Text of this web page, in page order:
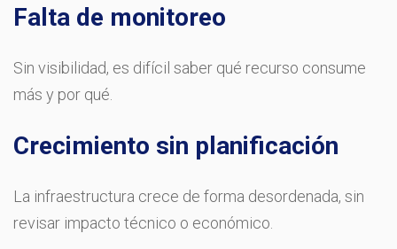
Falta de monitoreo
Sin visibilidad, es difícil saber qué recurso consume
más y por qué.
Crecimiento sin planificación
La infraestructura crece de forma desordenada, sin
revisar impacto técnico o económico.